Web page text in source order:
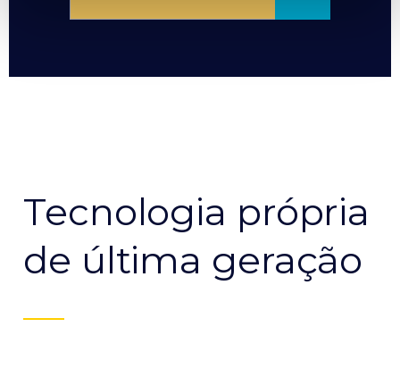
Tecnologia própria
de última geração